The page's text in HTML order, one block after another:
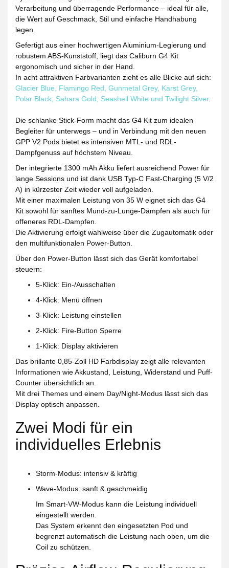
Verarbeitung und überragende Performance – ideal für alle,
die Wert auf Geschmack, Stil und einfache Handhabung
legen.
Gefertigt aus einer hochwertigen Aluminium-Legierung und
robustem ABS-Kunststoff , liegt das Caliburn G4 Kit
ergonomisch und sicher in der Hand.
In acht attraktiven Farbvarianten zieht es alle Blicke auf sich:
Glacier Blue, Flamingo Red, Gunmetal Grey, Karst Grey,
Polar Black, Sahara Gold, Seashell White und Twilight Silver.
Die schlanke Stick-Form macht das G4 Kit zum idealen
Begleiter für unterwegs – und in Verbindung mit den neuen
GPP V2 Pods bietet es intensiven MTL- und RDL-
Dampfgenuss auf höchstem Niveau.
Der integrierte 1300 mAh Akku liefert ausreichend Power für
lange Sessions und ist dank USB Typ-C Fast-Charging (5 V/2
A) in kürzester Zeit wieder voll aufgeladen.
Mit einer maximalen Leistung von 35 W eignet sich das G4
Kit sowohl für sanftes Mund-zu-Lunge-Dampfen als auch für
offeneres RDL-Dampfen.
Die Aktivierung erfolgt wahlweise über die Zugautomatik oder
den multifunktionalen Power-Button
Über den Power-Button lässt sich das Gerät komfortabel
steuern:
5-Klick: Ein-/Ausschalten
4-Klick: Menü öffnen
3-Klick: Leistung einstellen
2-Klick: Fire-Button Sperre
1-Klick: Display aktivieren
Das brillante 0,85-Zoll HD Farbdisplay zeigt alle relevanten
Informationen wie Akkustand, Leistung, Widerstand und Puff-
Counter übersichtlich an.
Mit drei Themes und einem Day/Night-Modus lässt sich das
Display optisch anpassen.
Zwei Modi für ein
individuelles Erlebnis
Storm-Modus: intensiv & kräftig
Wave-Modus: sanft & geschmeidig
Im Smart-VW-Modus kann die Leistung individuell
eingestellt werden.
Das System erkennt den eingesetzten Pod und
begrenzt automatisch die Leistung nach oben, um die
Coil zu schützen.